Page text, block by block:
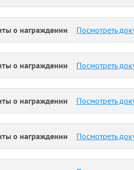
о награждении Посмотреть
о награждении Посмотреть
о награждении Посмотреть
о награждении Посмотреть